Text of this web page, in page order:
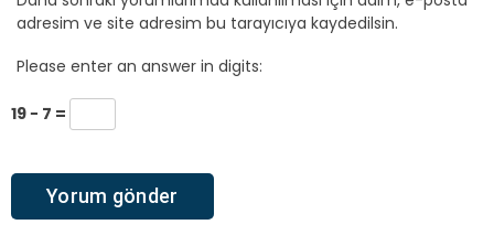
adresim ve site adresim bu tarayıcıya kaydedilsin.
Please enter an answer in digits:
19 − 7 =